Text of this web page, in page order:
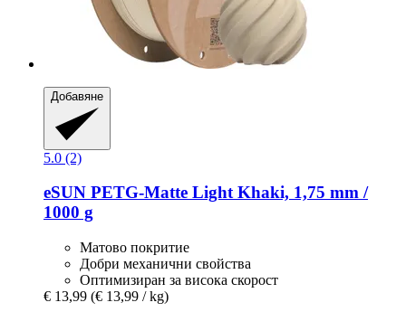
Добавяне
5.0 (2)
eSUN PETG-​Matte Light Khaki, 1,75 mm /
1000 g
Матово покритие
Добри механични свойства
Оптимизиран за висока скорост
€ 13,99 (€ 13,99 / kg)